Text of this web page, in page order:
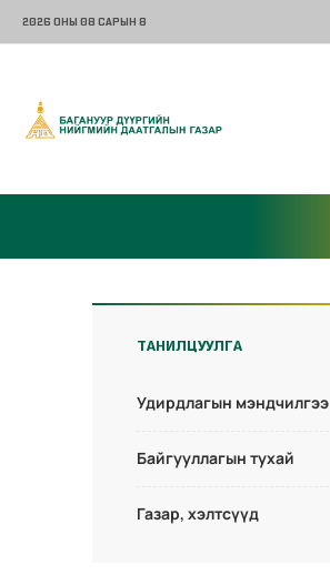
2026 ОНЫ 08 САРЫН 8
ТАНИЛЦУУЛГА
Удирдлагын мэндчилгээ
Байгууллагын тухай
Газар, хэлтсүүд